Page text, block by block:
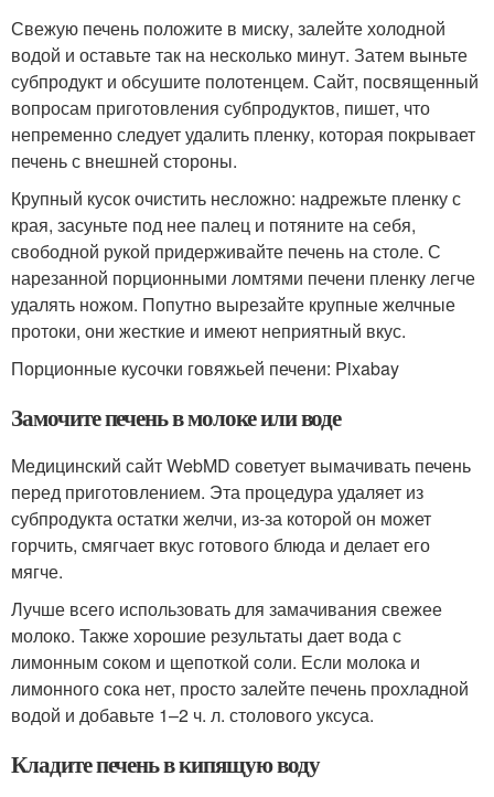
Свежую печень положите в миску, залейте холодной
водой и оставьте так на несколько минут. Затем выньте
субпродукт и обсушите полотенцем. Сайт, посвященный
вопросам приготовления субпродуктов, пишет, что
непременно следует удалить пленку, которая покрывает
печень с внешней стороны.
Крупный кусок очистить несложно: надрежьте пленку с
края, засуньте под нее палец и потяните на себя,
свободной рукой придерживайте печень на столе. С
нарезанной порционными ломтями печени пленку легче
удалять ножом. Попутно вырезайте крупные желчные
протоки, они жесткие и имеют неприятный вкус.
Порционные кусочки говяжьей печени: Pixabay
Замочите печень в молоке или воде
Медицинский сайт WebMD советует вымачивать печень
перед приготовлением. Эта процедура удаляет из
субпродукта остатки желчи, из-за которой он может
горчить, смягчает вкус готового блюда и делает его
мягче.
Лучше всего использовать для замачивания свежее
молоко. Также хорошие результаты дает вода с
лимонным соком и щепоткой соли. Если молока и
лимонного сока нет, просто залейте печень прохладной
водой и добавьте 1–2 ч. л. столового уксуса.
Кладите печень в кипящую воду